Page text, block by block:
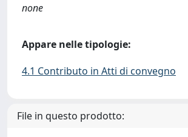
none
Appare nelle tipologie:
4.1 Contributo in Atti di convegno
File in questo prodotto: